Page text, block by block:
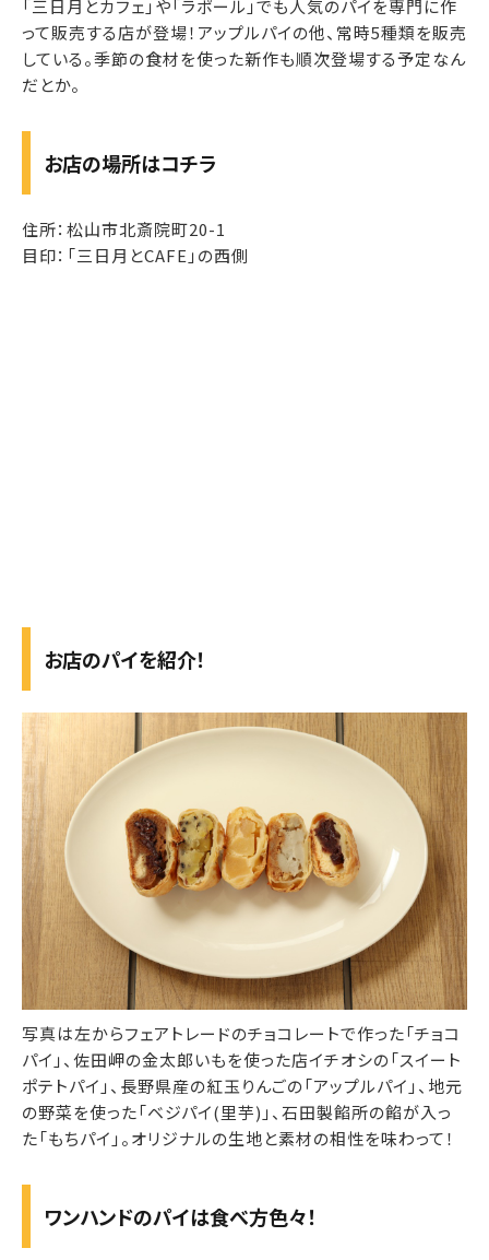
「三日月とカフェ」や「ラポール」でも人気のパイを専門に作
って販売する店が登場！アップルパイの他、常時5種類を販売
している。季節の食材を使った新作も順次登場する予定なん
だとか。
お店の場所はコチラ
住所：松山市北斎院町20-1
目印：「三日月とCAFE」の西側
お店のパイを紹介！
写真は左からフェアトレードのチョコレートで作った「チョコ
パイ」、佐田岬の金太郎いもを使った店イチオシの「スイート
ポテトパイ」、長野県産の紅玉りんごの「アップルパイ」、地元
の野菜を使った「ベジパイ(里芋)」、石田製餡所の餡が入っ
た「もちパイ」。オリジナルの生地と素材の相性を味わって！
ワンハンドのパイは食べ方色々！